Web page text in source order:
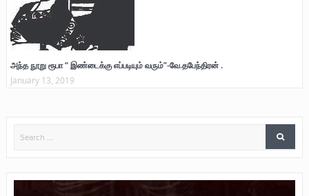
அந்த நூறு ரூபா “ இண்டைக்கு எப்படியும் வரும்”-வே.தபேந்திரன் .
January 13, 2019